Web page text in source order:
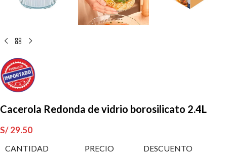
Cacerola Redonda de vidrio borosilicato 2.4L
S/29.50
CANTIDAD PRECIO DESCUENTO